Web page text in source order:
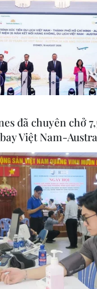
trước cơ hội mở
khẩu
đảo chiều, tăng
chiều nay
còn nhiều dư địa
“án binh” chờ đợi số
Mỹ
đã chuyên chở
Việt Nam-